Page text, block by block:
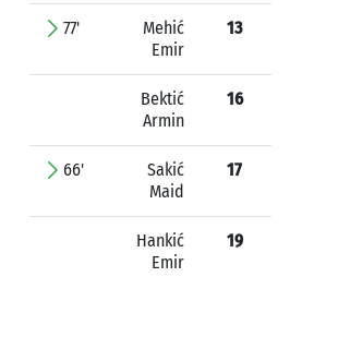
77'
Mehić
Emir
13
Bektić
Armin
16
66'
Sakić
Maid
17
Hankić
Emir
19